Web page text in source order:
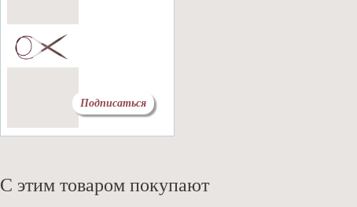
Подписаться
С этим товаром покупают